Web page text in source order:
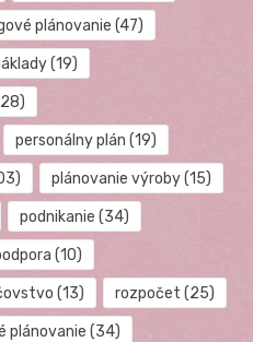
plánovanie (47)
(19)
personálny plán (19)
plánovanie výroby(15)
podnikanie (34)
(10)
(13) rozpočet (25)
plánovanie (34)